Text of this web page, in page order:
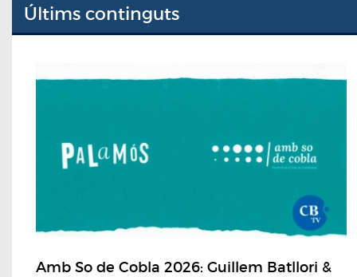
Últims continguts
Amb So de Cobla 2026: Guillem Batllori &